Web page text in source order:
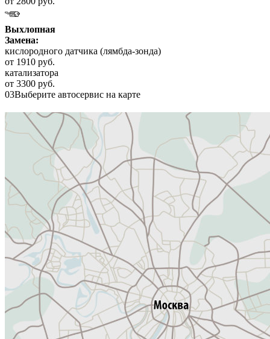
Выхлопная
Замена:
кислородного датчика (лямбда-зонда)
от 1910 руб.
катализатора
от 3300 руб.
03Выберите автосервис на карте